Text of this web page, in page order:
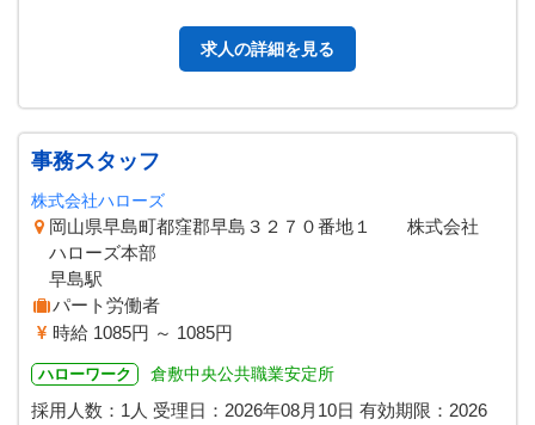
求人の詳細を見る
事務スタッフ
株式会社ハローズ
岡山県早島町都窪郡早島３２７０番地１ 株式会社
ハローズ本部
早島駅
パート労働者
時給 1085円 ～ 1085円
ハローワーク 倉敷中央公共職業安定所
採用人数：1人 受理日： 2026年08月10日 有効期限： 2026